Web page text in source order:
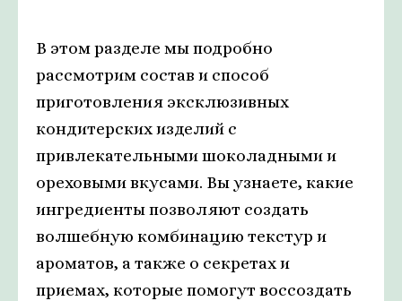
В этом разделе мы подробно
рассмотрим состав и способ
приготовления эксклюзивных
кондитерских изделий с
привлекательными шоколадными и
ореховыми вкусами. Вы узнаете, какие
ингредиенты позволяют создать
волшебную комбинацию текстур и
ароматов, а также о секретах и
приемах, которые помогут воссоздать